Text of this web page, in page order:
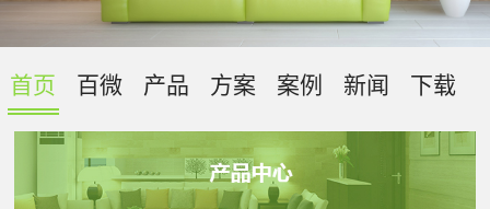
首页 百微 产品 方案 案例 新闻 下载